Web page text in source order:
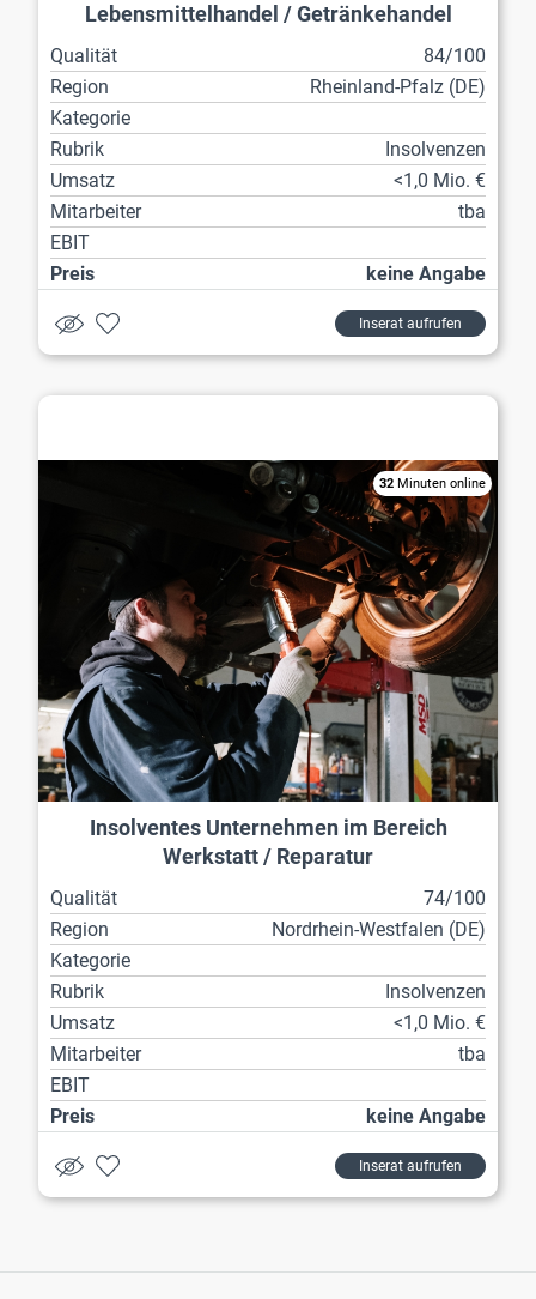
Lebensmittelhandel / Getränkehandel
Qualität
84/100
Region
Rheinland-Pfalz (DE)
Kategorie
Rubrik
Insolvenzen
Umsatz
<1,0 Mio. €
Mitarbeiter
tba
EBIT
Preis
keine Angabe
Inserat aufrufen
32 Minuten online
Insolventes Unternehmen im Bereich
Werkstatt / Reparatur
Qualität
74/100
Region
Nordrhein-Westfalen (DE)
Kategorie
Rubrik
Insolvenzen
Umsatz
<1,0 Mio. €
Mitarbeiter
tba
EBIT
Preis
keine Angabe
Inserat aufrufen